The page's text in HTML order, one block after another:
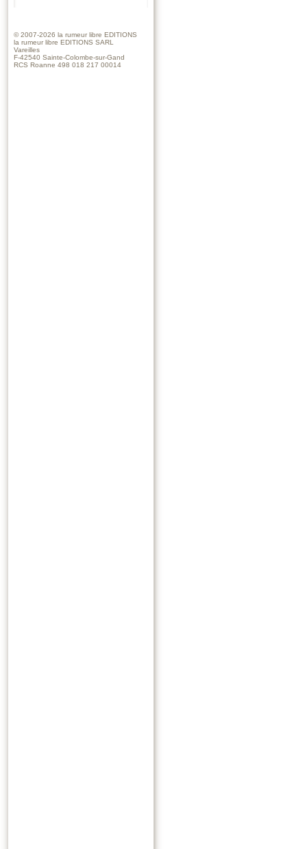
© 2007-2026 la rumeur libre EDITIONS
la rumeur libre EDITIONS SARL
Vareilles
F-42540 Sainte-Colombe-sur-Gand
RCS Roanne 498 018 217 00014